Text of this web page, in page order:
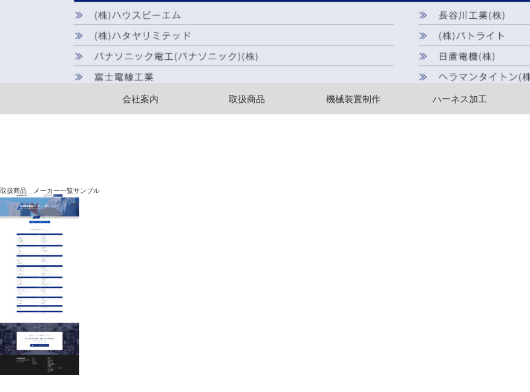
会社案内 取扱商品 機械装置制作 ハーネス加工
取扱商品＿メーカー一覧サンプル